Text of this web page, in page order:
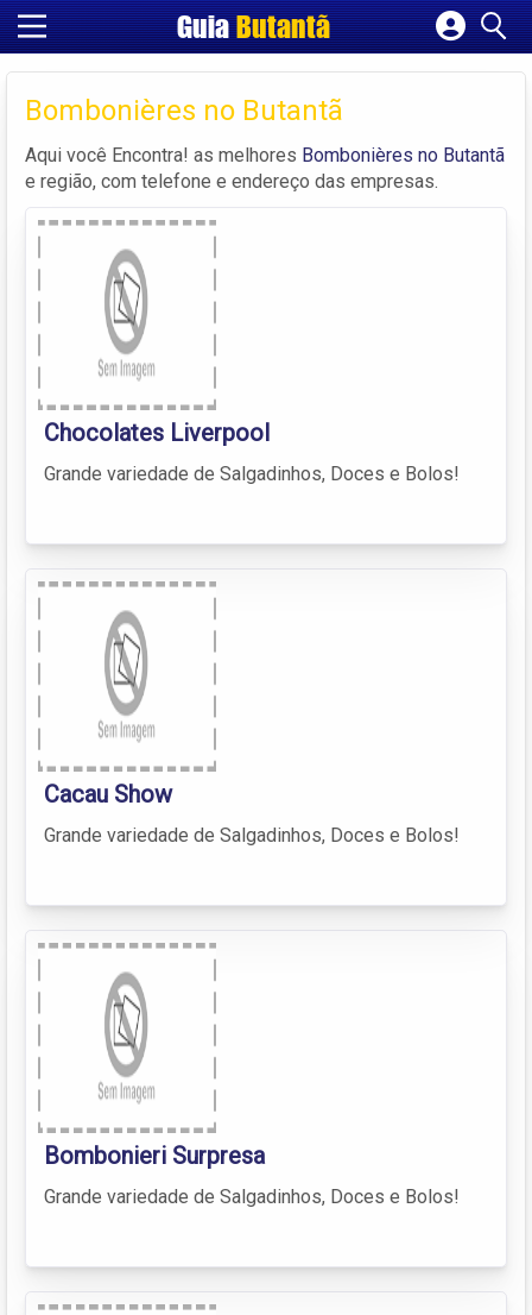
GuiaButantã
Cadastrar empresa
Criar conta
Bombonières no Butantã
Aqui você Encontra! as melhores Bombonières no Butantã
e região, com telefone e endereço das empresas.
Chocolates Liverpool
Grande variedade de Salgadinhos, Doces e Bolos!
Cacau Show
Grande variedade de Salgadinhos, Doces e Bolos!
Bombonieri Surpresa
Grande variedade de Salgadinhos, Doces e Bolos!